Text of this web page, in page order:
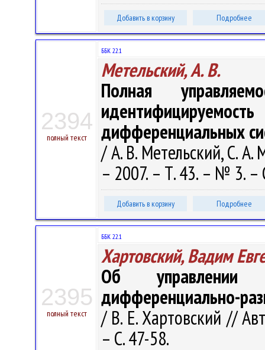
Добавить в корзину Подробнее
2394
полный текст
ББК 22.1
Метельский, А. В.
Полная
дифференциальных
/ А. В. Метельский, С.
– 2007. – Т. 43. – № 3. –
Добавить в корзину Подробнее
2395
полный текст
ББК 22.1
Хартовский, Вадим
Об управлении
дифференциально-
/ В. Е. Хартовский //
– С. 47-58.